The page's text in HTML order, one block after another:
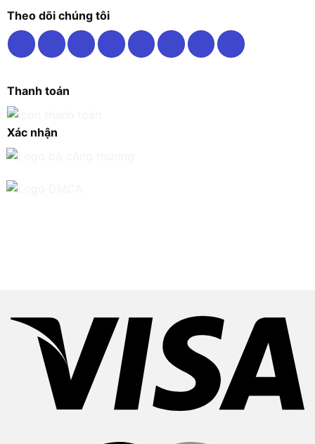
Theo dõi chúng tôi
Thanh toán
Xác nhận